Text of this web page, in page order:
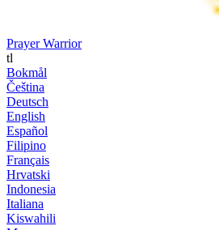
Prayer Warrior
tl
Bokmål
Čeština
Deutsch
English
Español
Filipino
Français
Hrvatski
Indonesia
Italiana
Kiswahili